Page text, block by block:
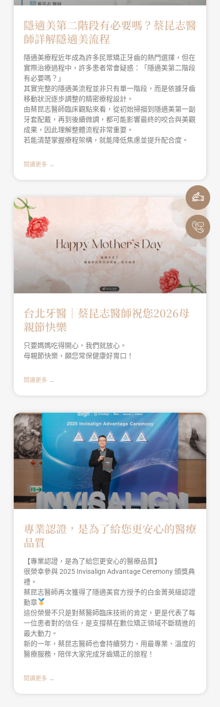
隱適美第二階段有必要嗎？蔡昆志醫
師詳解隱適美流程
隱適美療程近年成為許多民眾矯正牙齒的熱門選擇，但在
實際治療過程中，許多患者常會疑惑：「隱適美第二階段
有必要嗎？」
其實完整的隱適美流程並非只有單一階段，而是依據牙齒
移動狀況逐步調整的精密療程設計。
由蔡昆志醫師臨床觀點來看，從初始掃描到隱適美第一副
牙套配戴，再到後續微調，都可能影響最終的咬合與美觀
成果，因此理解整體流程非常重要。
若能清楚掌握療程架構，就能降低焦慮並提升配合度。
閱讀更多 →
台北牙醫│蔡昆志醫師祝您2026母
親節快樂
只要媽媽吃得開心，我們就放心。
母親節快樂，願您常保健康好胃口！
閱讀更多 →
專業認證，是為了給您更安心的醫療
品質
【專業認證，是為了給您更安心的醫療品質】
很榮幸參與 2025 Invisalign Advantage Ceremony 頒獎典
禮。
蔡昆志醫師再次獲得了隱適美官方授予的白金菁英級認證
勳章
這份榮譽不只是對蔡醫師臨床技術的肯定，更是代表了每
一位患者對的信任，是支撐蔡在數位矯正領域不斷精進的
最大動力。
新的一年，蔡昆志醫師也會持續努力，用最專業、溫度的
醫療服務，陪伴大家完成牙齒矯正的旅程！
閱讀更多 →